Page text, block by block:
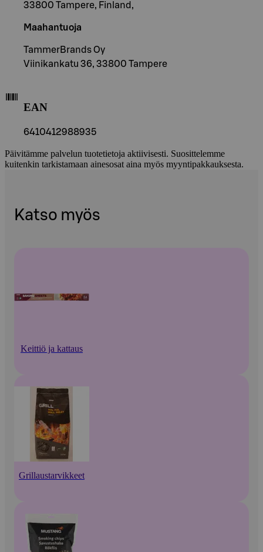
33800 Tampere, Finland,
Maahantuoja
TammerBrands Oy
Viinikankatu 36, 33800 Tampere
EAN
6410412988935
Päivitämme palvelun tuotetietoja aktiivisesti. Suosittelemme
kuitenkin tarkistamaan ainesosat aina myös myyntipakkauksesta.
Katso myös
Keittiö ja kattaus
Grillaustarvikkeet